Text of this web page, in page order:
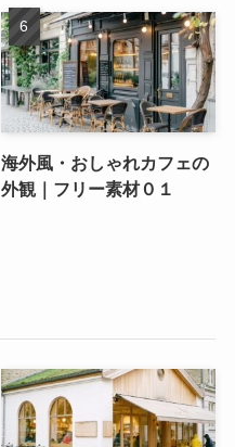
海外風・おしゃれカフェの
外観｜フリー素材０１